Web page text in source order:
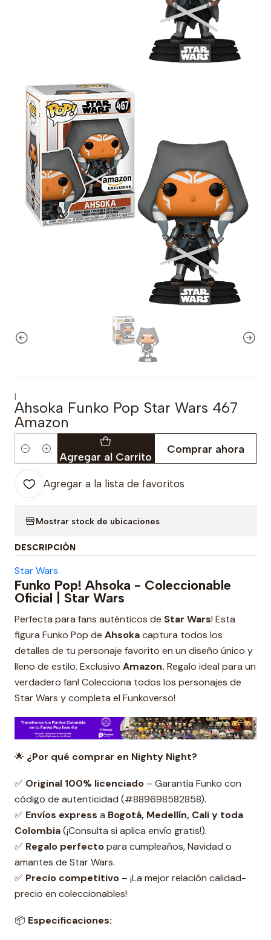
|
Ahsoka Funko Pop Star Wars 467
Amazon
Cantidad Agregar al Carrito
Comprar ahora
Agregar a la lista de favoritos
Mostrar stock de ubicaciones
DESCRIPCIÓN
Star Wars
Funko Pop! Ahsoka - Coleccionable
Oficial | Star Wars
Perfecta para fans auténticos de Star Wars! Esta
figura Funko Pop de Ahsokacaptura todos los
detalles de tu personaje favorito en un diseño único y
lleno de estilo. Exclusivo Amazon. Regalo ideal para un
verdadero fan! Colecciona todos los personajes de
Star Wars y completa el Funkoverso!
🌟 ¿Por qué comprar en Nighty Night?
✅ Original 100% licenciado – Garantía Funko con
código de autenticidad (#889698582858).
✅ Envíos express a Bogotá, Medellín, Cali y toda
Colombia(¡Consulta si aplica envío gratis!).
✅ Regalo perfectopara cumpleaños, Navidad o
amantes de Star Wars.
✅ Precio competitivo – ¡La mejor relación calidad-
precio en coleccionables!
📦 Especificaciones: